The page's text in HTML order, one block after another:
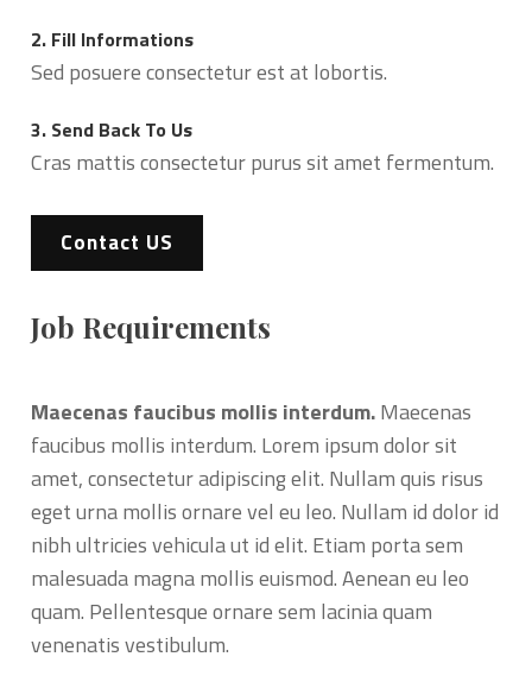
2. Fill Informations
Sed posuere consectetur est at lobortis.
3. Send Back To Us
Cras mattis consectetur purus sit amet fermentum.
Contact US
Job Requirements
Maecenas faucibus mollis interdum.Maecenas
faucibus mollis interdum. Lorem ipsum dolor sit
amet, consectetur adipiscing elit. Nullam quis risus
eget urna mollis ornare vel eu leo. Nullam id dolor id
nibh ultricies vehicula ut id elit. Etiam porta sem
malesuada magna mollis euismod. Aenean eu leo
quam. Pellentesque ornare sem lacinia quam
venenatis vestibulum.